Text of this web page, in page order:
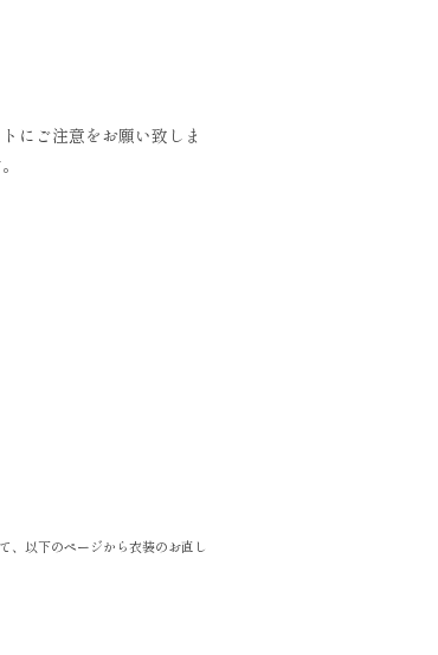
にご注意をお願い致しま
、以下のページから衣装のお直し